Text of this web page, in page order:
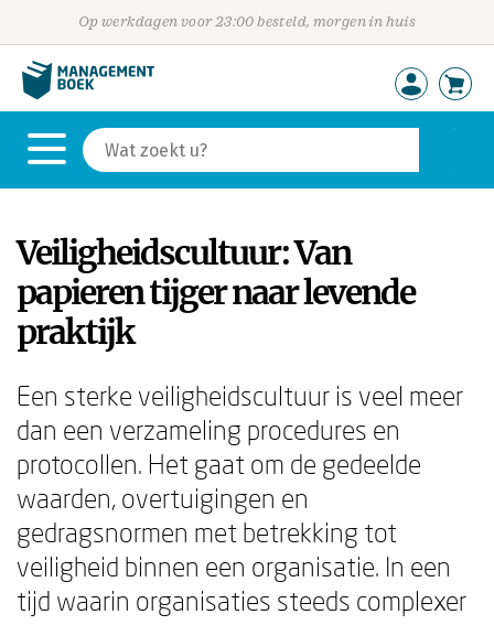
Op werkdagen voor 23:00 besteld, morgen in huis
Veiligheidscultuur: Van
papieren tijger naar levende
praktijk
Een sterke veiligheidscultuur is veel meer
dan een verzameling procedures en
protocollen. Het gaat om de gedeelde
waarden, overtuigingen en
gedragsnormen met betrekking tot
veiligheid binnen een organisatie. In een
tijd waarin organisaties steeds complexer